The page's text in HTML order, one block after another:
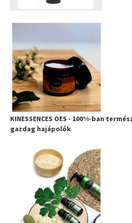
KINESSENCES OES - 100%-ban
gazdag hajápolók